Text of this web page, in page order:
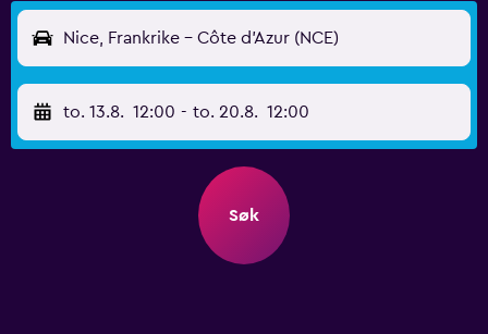
Nice, Frankrike - Côte d'Azur (NCE)
to. 13.8. 12:00 - to. 20.8. 12:00
Søk